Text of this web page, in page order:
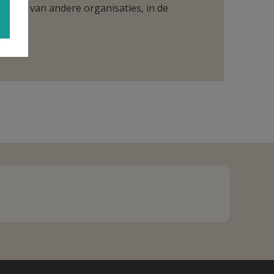
van andere organisaties, in de